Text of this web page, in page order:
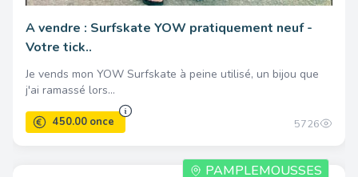
A vendre : Surfskate YOW pratiquement neuf -
Votre tick..
Je vends mon YOW Surfskate à peine utilisé, un bijou que
j'ai ramassé lors...
5726
PAMPLEMOUSSES